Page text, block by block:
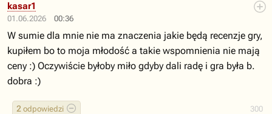
01.06.2026 00:36
300
2 odpowiedzi
kasar1
W sumie dla mnie nie ma znaczenia jakie będą recenzje gry,
kupiłem bo to moja młodość a takie wspomnienia nie mają
ceny :) Oczywiście byłoby miło gdyby dali radę i gra była b.
dobra :)